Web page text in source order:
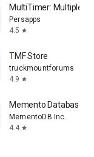
MultiTimer: Multiple
Persapps
4.5 star
TMF Store
truckmountforums
4.9 star
Memento Database
MementoDB Inc.
4.4 star